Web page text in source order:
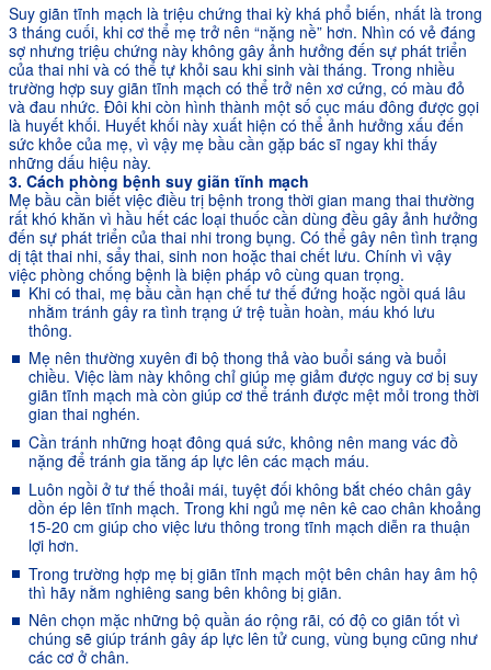
Suy giãn tĩnh mạch là triệu chứng thai kỳ khá phổ biến, nhất là trong
3 tháng cuối, khi cơ thể mẹ trở nên “nặng nề” hơn. Nhìn có vẻ đáng
sợ nhưng triệu chứng này không gây ảnh hưởng đến sự phát triển
của thai nhi và có thể tự khỏi sau khi sinh vài tháng. Trong nhiều
trường hợp suy giãn tĩnh mạch có thể trở nên xơ cứng, có màu đỏ
và đau nhức. Đôi khi còn hình thành một số cục máu đông được gọi
là huyết khối. Huyết khối này xuất hiện có thể ảnh hưởng xấu đến
sức khỏe của mẹ, vì vậy mẹ bầu cần gặp bác sĩ ngay khi thấy
những dấu hiệu này.
3. Cách phòng bệnh suy giãn tĩnh mạch
Mẹ bầu cần biết việc điều trị bệnh trong thời gian mang thai thường
rất khó khăn vì hầu hết các loại thuốc cần dùng đều gây ảnh hưởng
đến sự phát triển của thai nhi trong bụng. Có thể gây nên tình trạng
dị tật thai nhi, sẩy thai, sinh non hoặc thai chết lưu. Chính vì vậy
việc phòng chống bệnh là biện pháp vô cùng quan trọng.
Khi có thai, mẹ bầu cần hạn chế tư thế đứng hoặc ngồi quá lâu
nhằm tránh gây ra tình trạng ứ trệ tuần hoàn, máu khó lưu
thông.
Mẹ nên thường xuyên đi bộ thong thả vào buổi sáng và buổi
chiều. Việc làm này không chỉ giúp mẹ giảm được nguy cơ bị suy
giãn tĩnh mạch mà còn giúp cơ thể tránh được mệt mỏi trong thời
gian thai nghén.
Cần tránh những hoạt đông quá sức, không nên mang vác đồ
nặng để tránh gia tăng áp lực lên các mạch máu.
Luôn ngồi ở tư thế thoải mái, tuyệt đối không bắt chéo chân gây
dồn ép lên tĩnh mạch. Trong khi ngủ mẹ nên kê cao chân khoảng
15-20 cm giúp cho việc lưu thông trong tĩnh mạch diễn ra thuận
lợi hơn.
Trong trường hợp mẹ bị giãn tĩnh mạch một bên chân hay âm hộ
thì hãy nằm nghiêng sang bên không bị giãn.
Nên chọn mặc những bộ quần áo rộng rãi, có độ co giãn tốt vì
chúng sẽ giúp tránh gây áp lực lên tử cung, vùng bụng cũng như
các cơ ở chân.